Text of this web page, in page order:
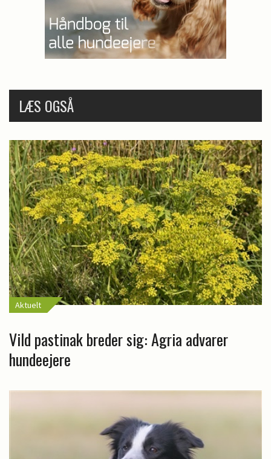
LÆS OGSÅ
Aktuelt
Vild pastinak breder sig: Agria advarer
hundeejere